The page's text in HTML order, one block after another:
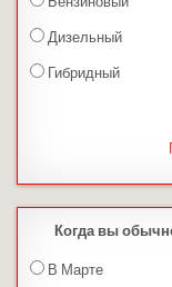
Дизельный
Гибридный
Когда вы
В Марте